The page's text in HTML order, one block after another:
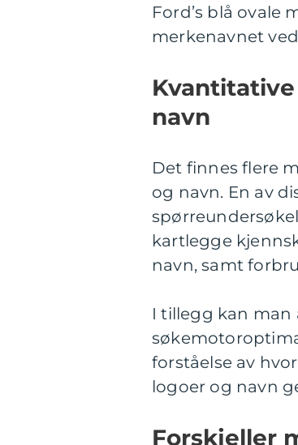
Ford’s blå ovale
merkenavnet
navn
Det finnes flere
og navn. En av
kartlegge
navn, samt
I tillegg kan man
forståelse av
logoer og navn
Forskjeller